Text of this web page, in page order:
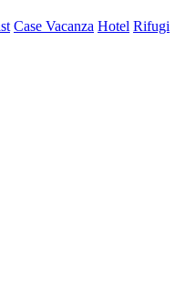
Case Vacanza Hotel Rifugi